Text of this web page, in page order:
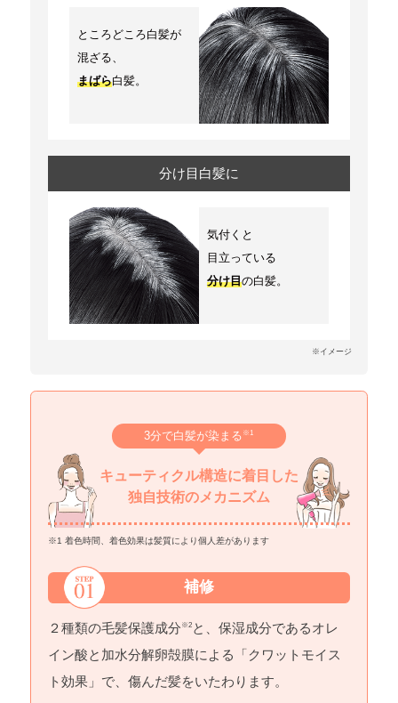
ところどころ白髪が
混ざる、
まばら白髪。
分け目白髪に
気付くと
目立っている
分け目の白髪。
※イメージ
3分で白髪が染まる ※1
キューティクル構造に着目した
独自技術のメカニズム
※1 着色時間、着色効果は髪質により個人差があります
補修
２種類の毛髪保護成分 ※2と、保湿成分であるオレ
イン酸と加水分解卵殻膜による「クワットモイス
ト効果」で、傷んだ髪をいたわります。